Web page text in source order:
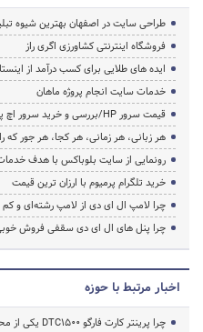
طراحی سایت در اصفهان بهترین شیوه
فروشگاه اینترنتی کشاورزی اگری راز
ایده های طلایی برای کسب درآمد از
خدمات سایت انجام پروژه ماهان
قیمت سرور HP/بررسی و خرید سرور اچ پی
هر زبانی، هر زمانی، هر کجا، هر جور که
رونمایی از سایت بلوباکس با هدف
خرید تلگرام پرمیوم با ارزان ترین قیمت
چرا لامپ ال ای دی از لامپ رشته‌ای و
چرا پنل های ال ای دی سقفی فروش
اخبار مرتبط با حوزه
چرا پرینتر کارت فارگو DTC1500 یکی از محبوب‌ترین پرینترهای کارت دنیا است؟